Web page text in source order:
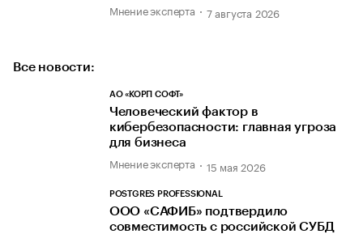
Мнение эксперта 7 августа 2026
Все новости:
АО «КОРП СОФТ»
Человеческий фактор в
кибербезопасности: главная угроза
для бизнеса
Мнение эксперта 15 мая 2026
POSTGRES PROFESSIONAL
ООО «САФИБ» подтвердило
совместимость с российской СУБД